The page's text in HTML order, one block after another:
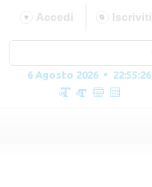
Iscriviti
Accedi
6 Agosto 2026 • 22:55:27